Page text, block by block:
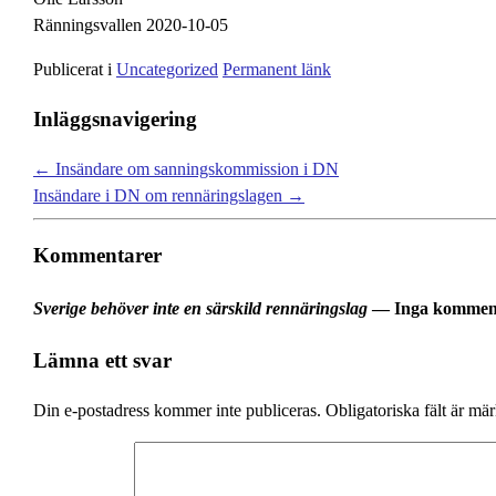
Ränningsvallen 2020-10-05
Publicerat i Uncategorized Permanent länk
Inläggsnavigering
← Insändare om sanningskommission i DN
Insändare i DN om rennäringslagen →
Kommentarer
Sverige behöver inte en särskild rennäringslag— Inga
Lämna ett svar
Din e-postadress kommer inte publiceras. Obligatoriska fält är